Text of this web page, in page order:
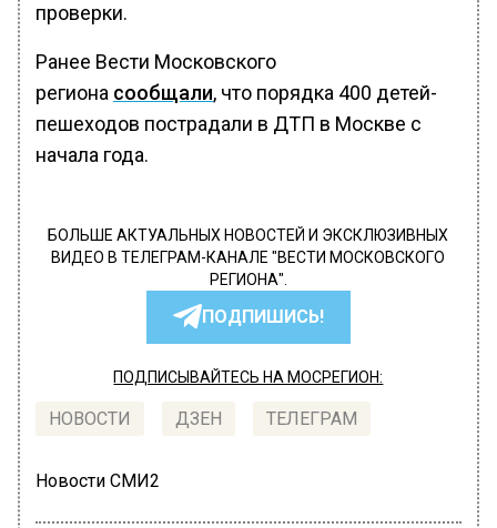
проверки.
Ранее Вести Московского
региона сообщали, что порядка 400 детей-
пешеходов пострадали в ДТП в Москве с
начала года.
БОЛЬШЕ АКТУАЛЬНЫХ НОВОСТЕЙ И ЭКСКЛЮЗИВНЫХ
ВИДЕО В ТЕЛЕГРАМ-КАНАЛЕ "ВЕСТИ МОСКОВСКОГО
РЕГИОНА".
ПОДПИШИСЬ!
ПОДПИСЫВАЙТЕСЬ НА МОСРЕГИОН:
НОВОСТИ ДЗЕН ТЕЛЕГРАМ
Новости СМИ2